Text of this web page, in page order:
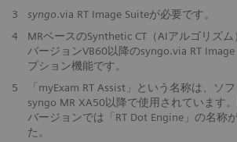
3
syngo.via RT Image Suiteが必要です。
4
MRベースのSynthetic CT（AIアルゴリズ
バージョンVB60以降のsyngo.via RT
プション機能です。
5
「myExam RT Assist」という名称は、ソ
syngo MR XA50以降で使用されています
バージョンでは「RT Dot Engine」の名称
た。